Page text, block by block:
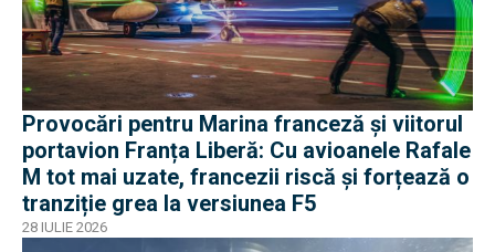
Provocări pentru Marina franceză și viitorul
portavion Franța Liberă: Cu avioanele Rafale
M tot mai uzate, francezii riscă și forțează o
tranziție grea la versiunea F5
28 IULIE 2026